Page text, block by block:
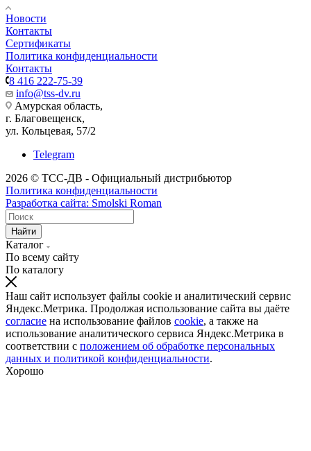
Новости
Контакты
Сертификаты
Политика конфиденциальности
Контакты
8 416 222-75-39
info@tss-dv.ru
Амурская область,
г. Благовещенск,
ул. Кольцевая, 57/2
Telegram
2026 © ТСС-ДВ - Официальный дистрибьютор
Политика конфиденциальности
Разработка сайта: Smolski Roman
Найти
Каталог
По всему сайту
По каталогу
Наш сайт использует файлы cookie и аналитический сервис
Яндекс.Метрика. Продолжая использование сайта вы даёте
согласие на использование файлов cookie, а также на
использование аналитического сервиса Яндекс.Метрика в
соответствии с положением об обработке персональных
данных и политикой конфиденциальности.
Хорошо